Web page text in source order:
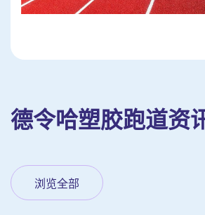
德令哈塑胶跑道资
浏览全部